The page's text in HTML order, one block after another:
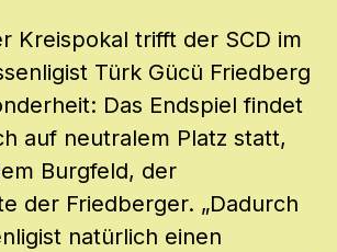
Kreispokal trifft der SCD im
Türk Gücü Friedberg
Das Endspiel findet
auf neutralem Platz statt,
Burgfeld, der
der Friedberger. „Dadurch
natürlich einen